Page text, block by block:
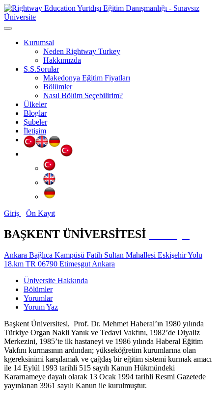
Kurumsal
Neden Rightway Turkey
Hakkımızda
S.S.Sorular
Makedonya Eğitim Fiyatları
Bölümler
Nasıl Bölüm Seçebilirim?
Ülkeler
Bloglar
Şubeler
İletişim
Giriş Ön Kayıt
BAŞKENT ÜNİVERSİTESİ
Ankara Bağlıca Kampüsü Fatih Sultan Mahallesi Eskişehir Yolu
18.km TR 06790 Etimesgut Ankara
Üniversite Hakkında
Bölümler
Yorumlar
Yorum Yaz
Başkent Üniversitesi, Prof. Dr. Mehmet Haberal’ın 1980 yılında
Türkiye Organ Nakli Yanık ve Tedavi Vakfını, 1982’de Diyaliz
Merkezini, 1985’te ilk hastaneyi ve 1986 yılında Haberal Eğitim
Vakfını kurmasının ardından; yükseköğretim kurumlarına olan
kgereksinimi karşılamak ve çağdaş bir eğitim sistemi kurmak amacı
ile 14 Eylül 1993 tarihli 515 sayılı Kanun Hükmündeki
Kararnameye dayalı olarak 13 Ocak 1994 tarihli Resmi Gazetede
yayınlanan 3961 sayılı Kanun ile kurulmuştur.